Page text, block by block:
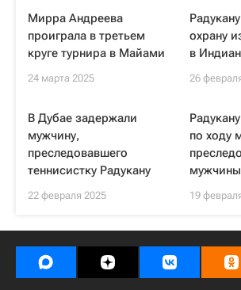
Мирра Андреева
проиграла в третьем
круге турнира в Майами
24 марта 2025
охрану
в
26
В Дубае задержали
мужчину,
преследовавшего
теннисистку Радукану
22 февраля 2025
по ходу
мужчины
19